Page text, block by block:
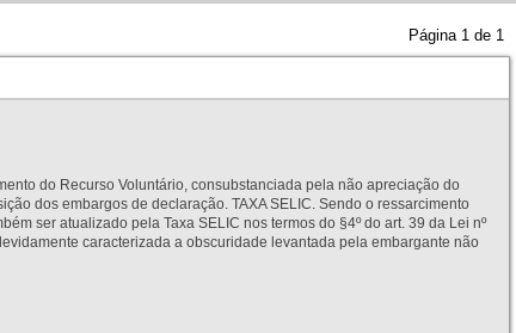
Página 1 de 1
do Recurso Voluntário, consubstanciada pela não apreciação do
dos embargos de declaração. TAXA SELIC. Sendo o ressarcimento
ser atualizado pela Taxa SELIC nos termos do §4º do art. 39 da Lei nº
caracterizada a obscuridade levantada pela embargante não